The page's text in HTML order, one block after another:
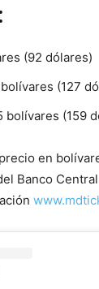
(92 dólares)
(127
bolívares (159
en
Banco